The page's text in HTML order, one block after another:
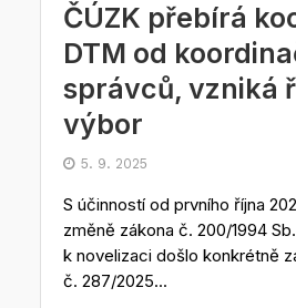
ČÚZK přebírá
DTM od
správců, vzniká
výbor
5. 9. 2025
S účinností od prvního října
změně zákona č. 200/1994
k novelizaci došlo konkrétně
č. 287/2025...